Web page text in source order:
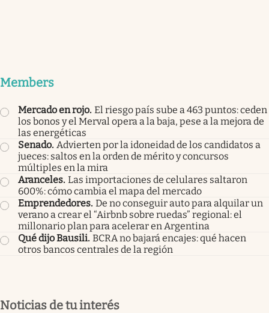
Members
Mercado en rojo. El riesgo país sube a 463 puntos: ceden
los bonos y el Merval opera a la baja, pese a la mejora de
las energéticas
Senado. Advierten por la idoneidad de los candidatos a
jueces: saltos en la orden de mérito y concursos
múltiples en la mira
Aranceles. Las importaciones de celulares saltaron
600%: cómo cambia el mapa del mercado
Emprendedores. De no conseguir auto para alquilar un
verano a crear el “Airbnb sobre ruedas” regional: el
millonario plan para acelerar en Argentina
Qué dijo Bausili. BCRA no bajará encajes: qué hacen
otros bancos centrales de la región
Noticias de tu interés